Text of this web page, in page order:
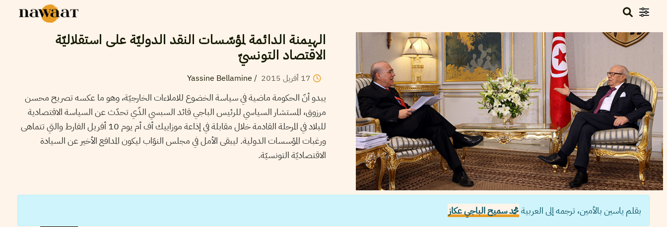
الهيمنة الدائمة لمؤسّسات النقد الدوليّة على استقلاليّة
الاقتصاد التونسيّ
17 أفريل 2015
/
Yassine Bellamine
يبدو أنّ الحكومة ماضية في سياسة الخضوع للاملاءات الخارجيّة، وهو ما عكسه تصريح محسن
مرزوق، المستشار السياسي للرئيس الباجي قائد السبسي الذّي تحدّث عن السياسة الاقتصادية
للبلاد في المرحلة القادمة خلال مقابلة في إذاعة موزاييك أف أم يوم 10 أفريل الفارط والتي تتماهى
ورغبات المؤسسات الدولية. ليبقى الأمل في مجلس النوّاب ليكون المدافع الأخير عن السيادة
الاقتصاديّة التونسيّة.
بقلم ياسين بالأمين، ترجمه إلى العربية محمد سميح الباجي عكاز